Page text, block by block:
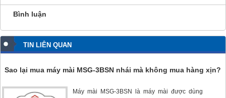
Bình luận
TIN LIÊN QUAN
Sao lại mua máy mài MSG-3BSN nhái mà không mua hàng xịn?
Máy mài MSG-3BSN
là máy mài được dùng